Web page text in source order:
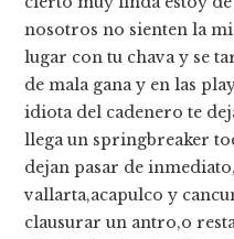
nosotros no sienten la
lugar con tu chava y se
de mala gana y en las
idiota del cadenero te
llega un springbreaker
dejan pasar de
vallarta,acapulco y
clausurar un antro,o